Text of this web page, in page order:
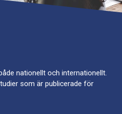
nationellt och internationellt.
som är publicerade för